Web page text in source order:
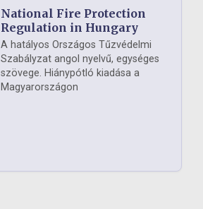
National Fire Protection
Regulation in Hungary
A hatályos Országos Tűzvédelmi
Szabályzat angol nyelvű, egységes
szövege. Hiánypótló kiadása a
Magyarországon